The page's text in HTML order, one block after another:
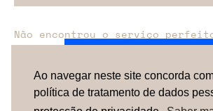
Ao navegar neste site concorda
política de tratamento de dados
Não encontrou o serviço
evento?
Entre em contacto
TERMOS & CONDIÇÕES SOBRE NÓS